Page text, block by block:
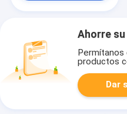
Ahorre
productos
Dar